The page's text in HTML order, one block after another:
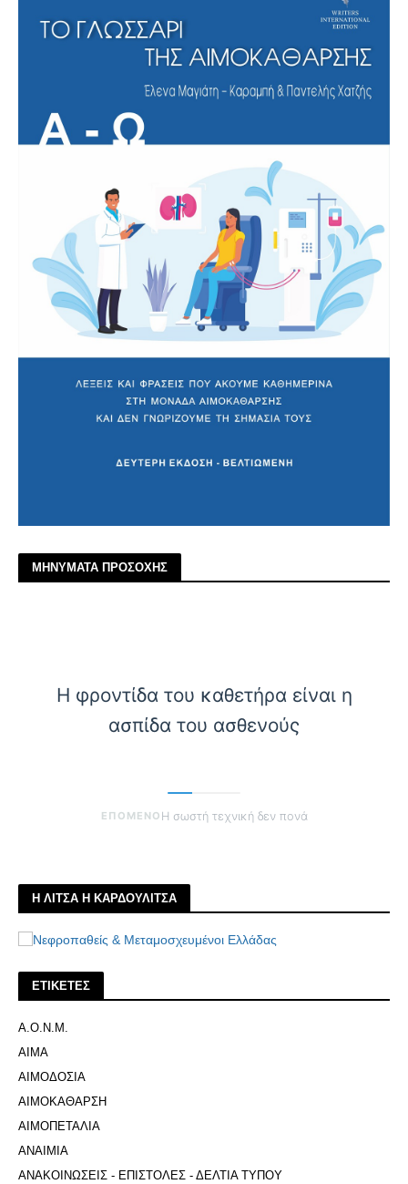
ΜΗΝΥΜΑΤΑ ΠΡΟΣΟΧΗΣ
Η φροντίδα του καθετήρα είναι η
ασπίδα του ασθενούς
ΕΠΟΜΕΝΟ Η σωστή τεχνική δεν πονά
Η ΛΙΤΣΑ Η ΚΑΡΔΟΥΛΙΤΣΑ
ΕΤΙΚΕΤΕΣ
Α.Ο.Ν.Μ.
ΑΙΜΑ
ΑΙΜΟΔΟΣΙΑ
ΑΙΜΟΚΑΘΑΡΣΗ
ΑΙΜΟΠΕΤΑΛΙΑ
ΑΝΑΙΜΙΑ
ΑΝΑΚΟΙΝΩΣΕΙΣ - ΕΠΙΣΤΟΛΕΣ - ΔΕΛΤΙΑ ΤΥΠΟΥ